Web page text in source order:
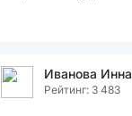
Иванова Инна
Рейтинг: 3 483